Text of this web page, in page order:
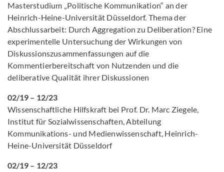
Masterstudium „Politische Kommunikation“ an der
Heinrich-Heine-Universität Düsseldorf. Thema der
Abschlussarbeit: Durch Aggregation zu Deliberation? Eine
experimentelle Untersuchung der Wirkungen von
Diskussionszusammenfassungen auf die
Kommentierbereitschaft von Nutzenden und die
deliberative Qualität ihrer Diskussionen
02/19 – 12/23
Wissenschaftliche Hilfskraft bei Prof. Dr. Marc Ziegele,
Institut für Sozialwissenschaften, Abteilung
Kommunikations- und Medienwissenschaft, Heinrich-
Heine-Universität Düsseldorf
02/19 – 12/23